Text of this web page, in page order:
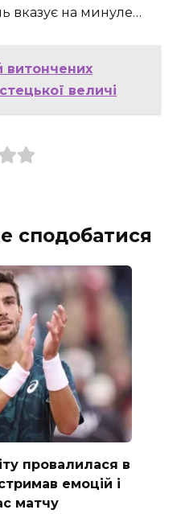
вказує на минуле…
витончених
величі
сподобатися
провалилася в
емоцій і
матчу